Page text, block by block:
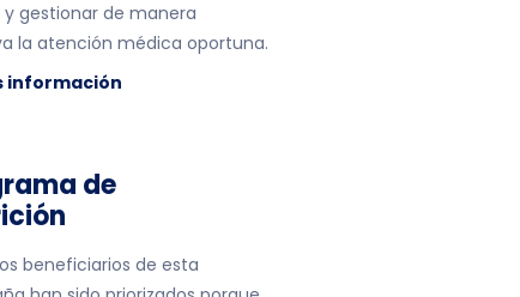
y gestionar de manera
la atención médica oportuna.
información
de
beneficiarios de esta